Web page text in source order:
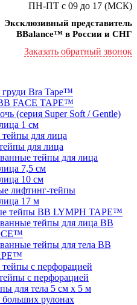
ПН-ПТ с 09 до 17 (МСК)
Эксклюзивный представитель
BBalance™ в России и СНГ
Заказать обратный звонок
Bra Tape™
FACE TAPE™
(серия Super Soft / Gentle)
1 см
для лица
для лица
тейпы для лица
7,5 см
10 см
лифтинг-тейпы
17 м
тейпы BB LYMPH TAPE™
тейпы для лица BB
тейпы для тела BB
с перфорацией
с перфорацией
для тела 5 см x 5 м
рулонах